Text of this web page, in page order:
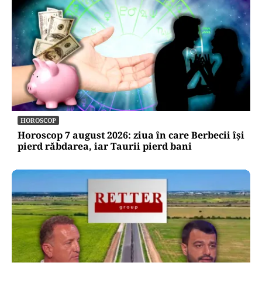
HOROSCOP
Horoscop 7 august 2026: ziua în care Berbecii își
pierd răbdarea, iar Taurii pierd bani